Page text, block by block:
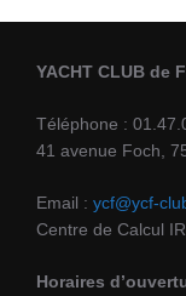
YACHT CLUB de
Téléphone :
41 avenue Foch,
Email : ycf@ycf-
Centre de Calcul
Horaires